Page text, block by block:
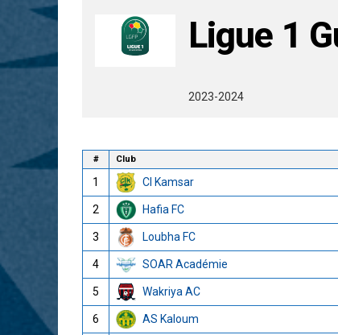
Ligue 1
2023-2024
# Club
1 CI Kamsar
2 Hafia FC
3 Loubha FC
4 SOAR Académie
5 Wakriya AC
6 AS Kaloum